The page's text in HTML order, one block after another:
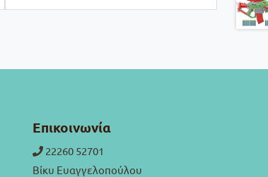
Επικοινωνία
22260 52701
Βίκυ Ευαγγελοπούλου